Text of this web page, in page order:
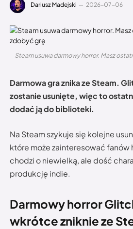
Dariusz Madejski 2026-07-06
Steam usuwa darmowy horror. Masz
Darmowa gra znika ze Steam.
zostanie usunięte, więc to
dodać ją do biblioteki.
Na Steam szykuje się kolejne
które może zainteresować fanów
chodzi o niewielką, ale dość
produkcję indie.
Darmowy horror
wkrótce zniknie ze